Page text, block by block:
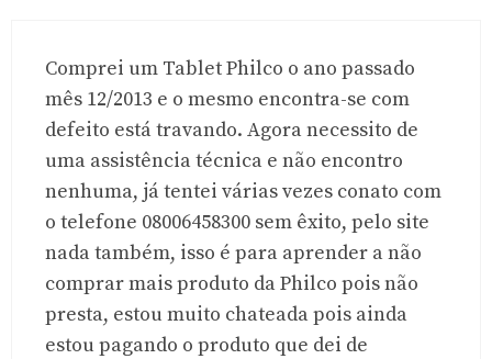
Comprei um Tablet Philco o ano passado
mês 12/2013 e o mesmo encontra-se com
defeito está travando. Agora necessito de
uma assistência técnica e não encontro
nenhuma, já tentei várias vezes conato com
o telefone 08006458300 sem êxito, pelo site
nada também, isso é para aprender a não
comprar mais produto da Philco pois não
presta, estou muito chateada pois ainda
estou pagando o produto que dei de